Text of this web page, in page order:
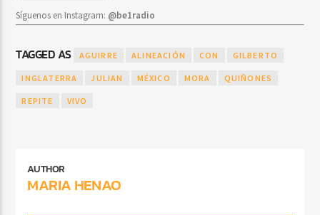
Síguenos en Instagram: @be1radio
TAGGED AS AGUIRRE ALINEACIÓN CON GILBERTO
INGLATERRA JULIAN MÉXICO MORA QUIÑONES
REPITE VIVO
AUTHOR
MARIA HENAO